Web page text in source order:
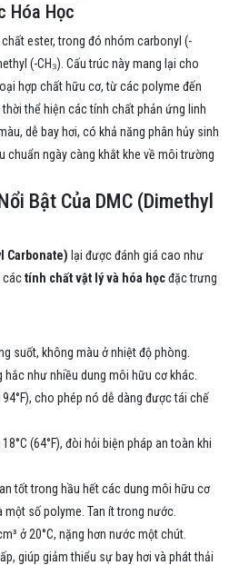
Hóa Học
ester, trong đó nhóm carbonyl (-
(-CH₃). Cấu trúc này mang lại cho
hợp chất hữu cơ, từ các polyme đến
thể hiện các tính chất phản ứng linh
dễ bay hơi, có khả năng phân hủy sinh
chuẩn ngày càng khắt khe về môi trường
Bật Của DMC (Dimethyl
Carbonate) lại được đánh giá cao như
cáctính chất vật lý và hóa họcđặc trưng
suốt, không màu ở nhiệt độ phòng.
hắc như nhiều dung môi hữu cơ khác.
cho phép nó dễ dàng được tái chế
18°C (64°F), đòi hỏi biện pháp an toàn khi
tốt trong hầu hết các dung môi hữu cơ
số polyme. Tan ít trong nước.
ở 20°C, nặng hơn nước một chút.
giúp giảm thiểu sự bay hơi và phát thải